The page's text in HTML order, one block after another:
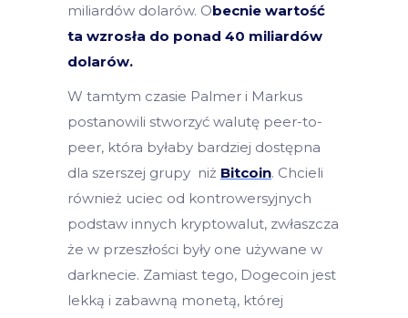
miliardów dolarów. Obecnie wartość
ta wzrosła do ponad 40 miliardów
dolarów.
W tamtym czasie Palmer i Markus
postanowili stworzyć walutę peer-to-
peer, która byłaby bardziej dostępna
dla szerszej grupy niż Bitcoin. Chcieli
również uciec od kontrowersyjnych
podstaw innych kryptowalut, zwłaszcza
że w przeszłości były one używane w
darknecie. Zamiast tego, Dogecoin jest
lekką i zabawną monetą, której